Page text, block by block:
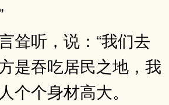
耸听，说：“我们去
是吞吃居民之地，我
个个身材高大。